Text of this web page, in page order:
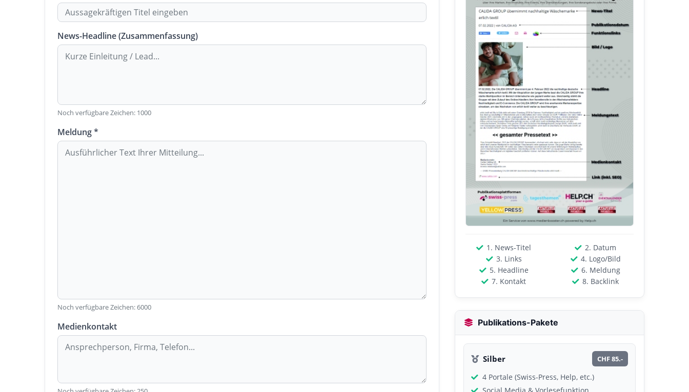
News-Headline (Zusammenfassung)
Noch verfügbare Zeichen: 1000
Meldung *
Noch verfügbare Zeichen:6000
Medienkontakt
1. News-Titel
2. Datum
3. Links
4. Logo/Bild
5. Headline
6. Meldung
7. Kontakt
8. Backlink
Publikations-Pakete
Silber CHF 85.-
4 Portale (Swiss-Press, Help, etc.)
Social Media & Vorlesefunktion